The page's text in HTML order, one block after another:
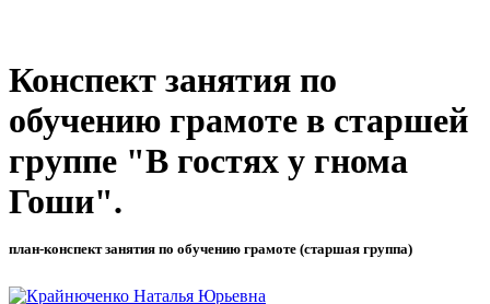
Конспект занятия по
обучению грамоте в старшей
группе "В гостях у гнома
Гоши".
план-конспект занятия по обучению грамоте (старшая группа)